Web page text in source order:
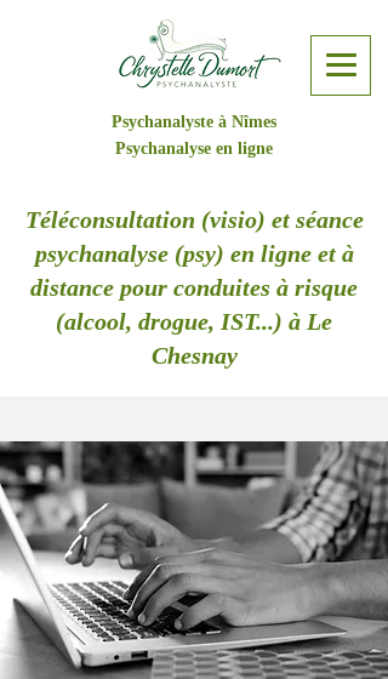
Psychanalyste à Nîmes
Psychanalyse en ligne
Téléconsultation (visio) et séance
psychanalyse (psy) en ligne et à
distance pour conduites à risque
(alcool, drogue, IST...) à Le
Chesnay